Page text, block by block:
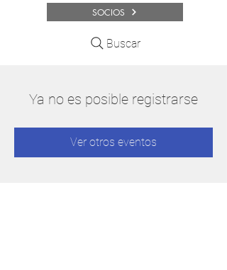
SOCIOS
Buscar
Ya no es posible registrarse
Ver otros eventos